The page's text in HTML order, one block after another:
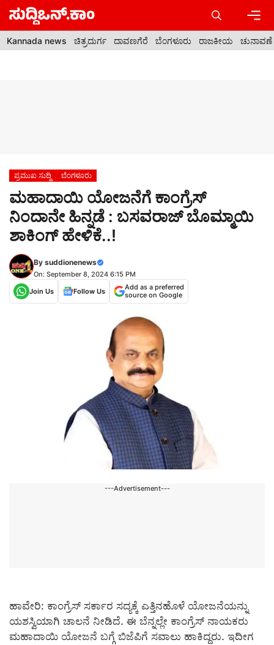
Skip
content
Kannada news ಚಿತ್ರದುರ್ಗ ದಾವಣಗೆರೆ ಬೆಂಗಳೂರು ರಾಜಕೀಯ ಚುನಾವಣೆ
ಪ್ರಮುಖ ಸುದ್ದಿ ಬೆಂಗಳೂರು
ಮಹಾದಾಯಿ ಯೋಜನೆಗೆ ಕಾಂಗ್ರೆಸ್
ನಿಂದಾನೇ ಹಿನ್ನಡೆ : ಬಸವರಾಜ್ ಬೊಮ್ಮಾಯಿ
ಶಾಕಿಂಗ್ ಹೇಳಿಕೆ..!
By suddionenews
On: September 8, 2024 6:15 PM
Join Us
Follow Us
Add as a preferred
source on Google
---Advertisement---
ಹಾವೇರಿ: ಕಾಂಗ್ರೆಸ್ ಸರ್ಕಾರ ಸದ್ಯಕ್ಕೆ ಎತ್ತಿನಹೊಳೆ ಯೋಜನೆಯನ್ನು
ಯಶಸ್ವಿಯಾಗಿ ಚಾಲನೆ ನೀಡಿದೆ. ಈ ಬೆನ್ನಲ್ಲೇ ಕಾಂಗ್ರೆಸ್ ನಾಯಕರು
ಮಹಾದಾಯಿ ಯೋಜನೆ ಬಗ್ಗೆ ಬಿಜೆಪಿಗೆ ಸವಾಲು ಹಾಕಿದ್ದರು. ಇದೀಗ